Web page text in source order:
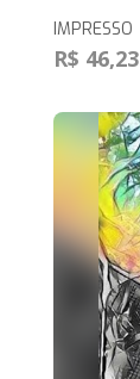
IMPRESSO
R$ 46,23